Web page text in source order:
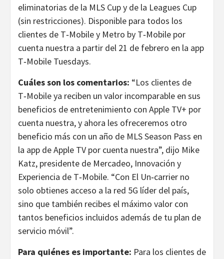
eliminatorias de la MLS Cup y de la Leagues Cup
(sin restricciones). Disponible para todos los
clientes de T‑Mobile y Metro by T‑Mobile por
cuenta nuestra a partir del 21 de febrero en la app
T‑Mobile Tuesdays.
Cuáles son los comentarios: “Los clientes de
T‑Mobile ya reciben un valor incomparable en sus
beneficios de entretenimiento con Apple TV+ por
cuenta nuestra, y ahora les ofreceremos otro
beneficio más con un año de MLS Season Pass en
la app de Apple TV por cuenta nuestra”, dijo Mike
Katz, presidente de Mercadeo, Innovación y
Experiencia de T‑Mobile. “Con El Un‑carrier no
solo obtienes acceso a la red 5G líder del país,
sino que también recibes el máximo valor con
tantos beneficios incluidos además de tu plan de
servicio móvil”.
Para quiénes es importante: Para los clientes de